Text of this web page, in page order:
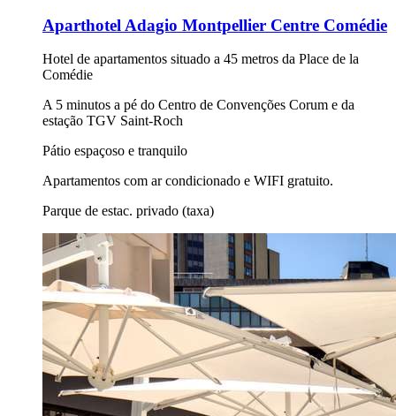
Aparthotel Adagio Montpellier Centre Comédie
Hotel de apartamentos situado a 45 metros da Place de la
Comédie
A 5 minutos a pé do Centro de Convenções Corum e da
estação TGV Saint-Roch
Pátio espaçoso e tranquilo
Apartamentos com ar condicionado e WIFI gratuito.
Parque de estac. privado (taxa)